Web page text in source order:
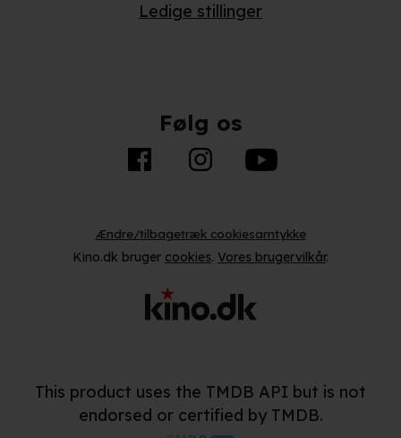
Ledige stillinger
Følg os
Ændre/tilbagetræk cookiesamtykke
Kino.dk bruger cookies. Vores brugervilkår.
This product uses the TMDB API but is not
endorsed or certified by TMDB.